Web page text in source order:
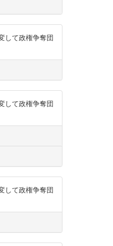
して政権争奪団
して政権争奪団
して政権争奪団